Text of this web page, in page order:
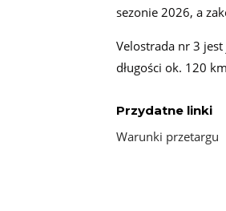
sezonie 2026, a
Velostrada nr 3
długości ok. 120
Przydatne linki
Warunki przetargu